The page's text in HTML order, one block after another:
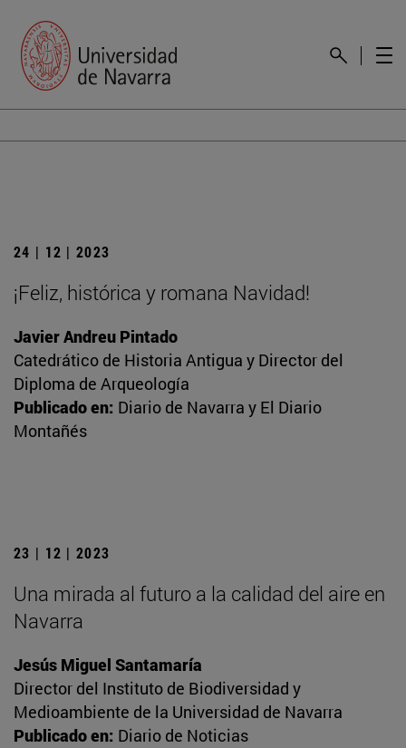
24 | 12 | 2023
¡Feliz, histórica y romana Navidad!
Javier Andreu Pintado
Catedrático de Historia Antigua y Director del
Diploma de Arqueología
Publicado en: Diario de Navarra y El Diario
Montañés
23 | 12 | 2023
Una mirada al futuro a la calidad del aire en
Navarra
Jesús Miguel Santamaría
Director del Instituto de Biodiversidad y
Medioambiente de la Universidad de Navarra
Publicado en: Diario de Noticias